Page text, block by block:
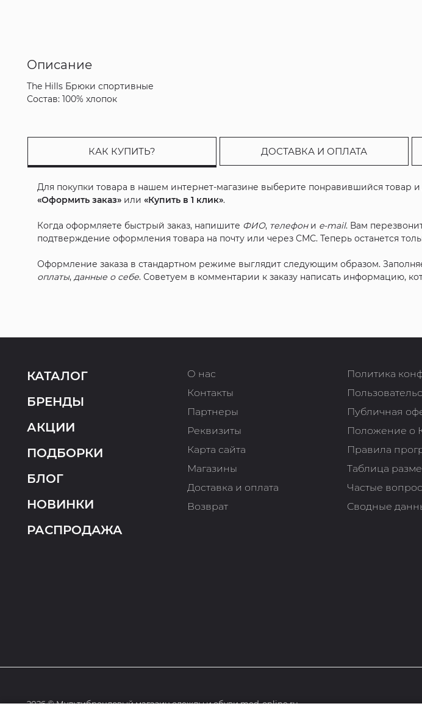
Описание
The Hills Брюки спортивные
Состав: 100% хлопок
КАК КУПИТЬ? ДОСТАВКА И ОПЛАТА
Для покупки товара в нашем интернет-магазине выберите понравившийся товар
«Оформить заказ» или«Купить в 1 клик».
Когда оформляете быстрый заказ, напишите ФИО, телефони e-mail. Вам
подтверждение оформления товара на почту или через СМС. Теперь останется
Оформление заказа в стандартном режиме выглядит следующим образом.
оплаты,данные о себе. Советуем в комментарии к заказу написать информацию,
КАТАЛОГ
БРЕНДЫ
АКЦИИ
ПОДБОРКИ
БЛОГ
НОВИНКИ
РАСПРОДАЖА
О нас
Контакты
Партнеры
Реквизиты
Карта сайта
Магазины
Доставка и оплата
Возврат
Политика
Публичная
Положение о
Правила
Таблица
Частые
Сводные
2026 © Мультибрендовый магазин одежды и обуви med-online.ru